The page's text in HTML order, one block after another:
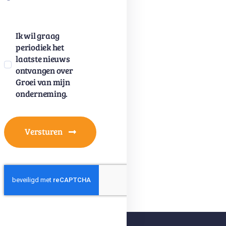
Ik wil graag
periodiek het
laatste nieuws
ontvangen over
Groei van mijn
onderneming.
Versturen